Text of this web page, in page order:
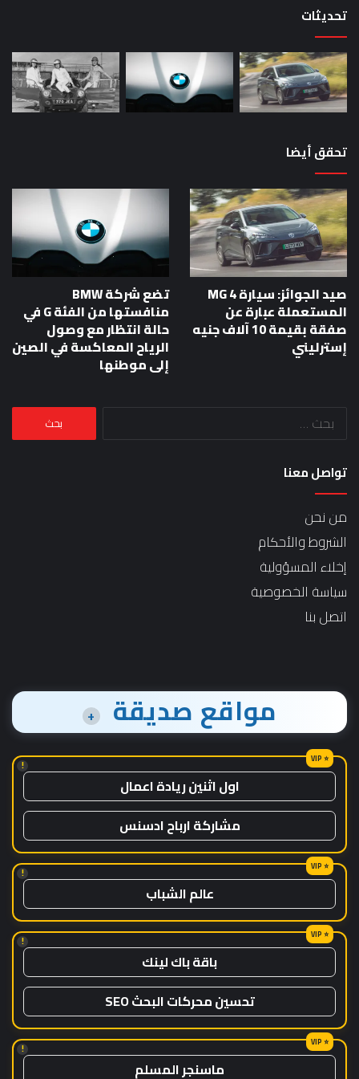
تحديثات
تحقق أيضا
صيد الجوائز: سيارة MG 4
المستعملة عبارة عن
صفقة بقيمة 10 آلاف جنيه
إسترليني
تضع شركة BMW
منافستها من الفئة G في
حالة انتظار مع وصول
الرياح المعاكسة في الصين
إلى موطنها
البحث
تواصل معنا
من نحن
الشروط والأحكام
إخلاء المسؤولية
سياسة الخصوصية
اتصل بنا
مواقع صديقة +
!
اول اثنين ريادة اعمال
مشاركة ارباح ادسنس
!
عالم الشباب
!
باقة باك لينك
تحسين محركات البحث SEO
!
ماسنجر المسلم